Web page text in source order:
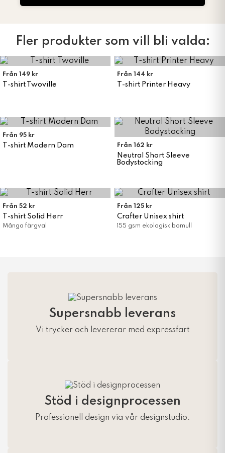
Fler produkter som vill bli valda:
Från 149 kr
T-shirt Twoville
Från 144 kr
T-shirt Printer Heavy
Från 95 kr
T-shirt Modern Dam Från 162 kr
Neutral Short Sleeve
Bodystocking
Från 52 kr
T-shirt Solid Herr
Många färgval
Från 125 kr
Crafter Unisex shirt
155 gsm ekologisk bomull
Supersnabb leverans
Vi trycker och levererar med expressfart
Stöd i designprocessen
Professionell design via vår designstudio.